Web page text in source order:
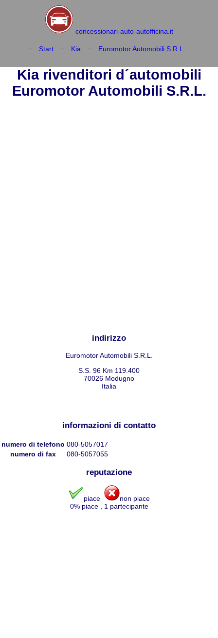
concessionari-auto-autofficina.it
:: Start :: Kia :: Euromotor Automobili S.R.L.
Kia rivenditori d´automobili
Euromotor Automobili S.R.L.
indirizzo
Euromotor Automobili S.R.L.
S.S. 96 Km 119.400
70026 Modugno
Italia
informazioni di contatto
numero di telefono 080-5057017
numero di fax
080-5057055
reputazione
piace
non piace
0% piace , 1partecipante